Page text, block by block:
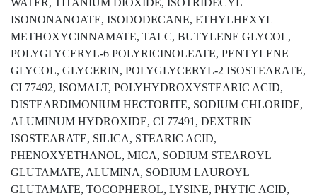
ISONONANOATE, ISODODECANE, ETHYLHEXYL
METHOXYCINNAMATE, TALC, BUTYLENE GLYCOL,
POLYGLYCERYL-6 POLYRICINOLEATE, PENTYLENE
GLYCOL, GLYCERIN, POLYGLYCERYL-2 ISOSTEARATE,
CI 77492, ISOMALT, POLYHYDROXYSTEARIC ACID,
DISTEARDIMONIUM HECTORITE, SODIUM CHLORIDE,
ALUMINUM HYDROXIDE, CI 77491, DEXTRIN
ISOSTEARATE, SILICA, STEARIC ACID,
PHENOXYETHANOL, MICA, SODIUM STEAROYL
GLUTAMATE, ALUMINA, SODIUM LAUROYL
GLUTAMATE, TOCOPHEROL, LYSINE, PHYTIC ACID,